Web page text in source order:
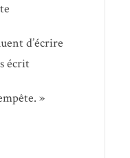
d’écrire
écrit
»